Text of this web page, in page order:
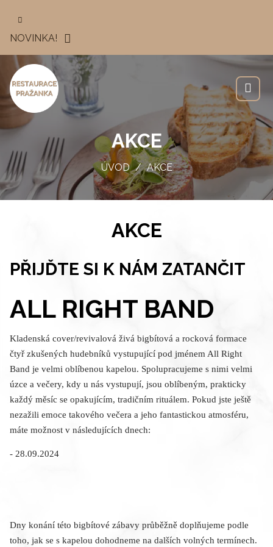
NOVINKA!
AKCE
ÚVOD AKCE
AKCE
PŘIJĎTE SI K NÁM ZATANČIT
ALL RIGHT BAND
Kladenská cover/revivalová živá bigbítová a rocková formace
čtyř zkušených hudebníků vystupující pod jménem All Right
Band je velmi oblíbenou kapelou. Spolupracujeme s nimi velmi
úzce a večery, kdy u nás vystupují, jsou oblíbeným, prakticky
každý měsíc se opakujícím, tradičním rituálem. Pokud jste ještě
nezažili emoce takového večera a jeho fantastickou atmosféru,
máte možnost v následujících dnech:
- 28.09.2024
Dny konání této bigbítové zábavy průběžně doplňujeme podle
toho, jak se s kapelou dohodneme na dalších volných termínech.